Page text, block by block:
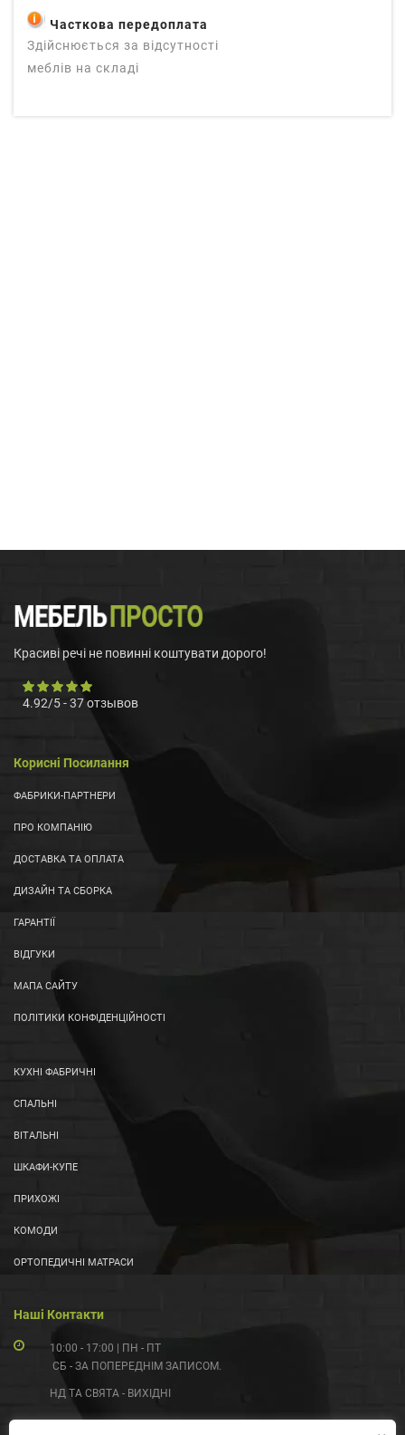
Часткова передоплата
Здійснюється за відсутності
меблів на складі
Красиві речі не повинні коштувати дорого!
4.92/5-37отзывов
Корисні Посилання
ФАБРИКИ-ПАРТНЕРИ
ПРО КОМПАНІЮ
ДОСТАВКА ТА ОПЛАТА
ДИЗАЙН ТА СБОРКА
ГАРАНТІЇ
ВІДГУКИ
МАПА САЙТУ
ПОЛІТИКИ КОНФІДЕНЦІЙНОСТІ
КУХНІ ФАБРИЧНІ
СПАЛЬНІ
ВІТАЛЬНІ
ШКАФИ-КУПЕ
ПРИХОЖІ
КОМОДИ
ОРТОПЕДИЧНІ МАТРАСИ
Наші Контакти
10:00 - 17:00 | ПН - ПТ
СБ - ЗА ПОПЕРЕДНІМ ЗАПИСОМ.
НД ТА СВЯТА - ВИХІДНІ